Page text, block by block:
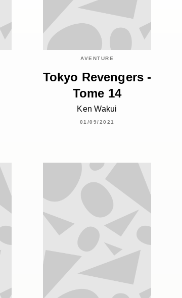
AVENTURE
Tokyo Revengers -
Tome 14
Ken Wakui
01/09/2021